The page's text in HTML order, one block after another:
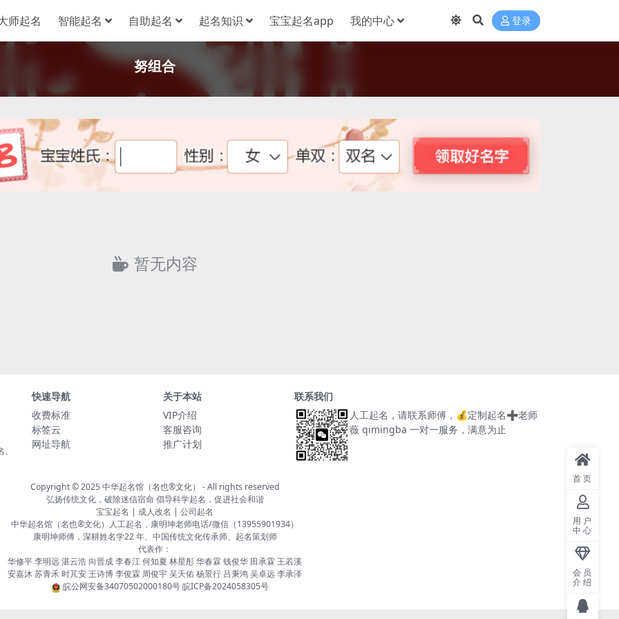
师起名 智能起名 自助起名 起名知识 宝宝起名app 我的中心 登录
努组合
暂无内容
快速导航
收费标准
标签云
网址导航
关于本站
VIP介绍
客服咨询
推广计划
联系我们
人工起名，请联系师傅， 💰定制起名➕老师
薇 qimingba 一对一服务，满意为止
Copyright © 2025中华起名馆（名也®文化） - All rights reserved
弘扬传统文化，破除迷信宿命 倡导科学起名，促进社会和谐
宝宝起名 | 成人改名 | 公司起名
中华起名馆（名也®文化）人工起名，康明坤老师电话/微信（13955901934）
康明坤师傅，深耕姓名学22 年、中国传统文化传承师、起名策划师
代表作：
华修平 李明远 湛云浩 向晋成 李春江 何知夏 林星彤 华春霖 钱俊华 田承霖 王若溪
安嘉沐 苏青禾 时芃安 王诗博 李俊霖 周俊宇 吴天佑 杨景行 吕秉鸿 吴卓远 李承泽
皖公网安备34070502000180号皖ICP备2024058305号
首页
用户
中心
会员
介绍